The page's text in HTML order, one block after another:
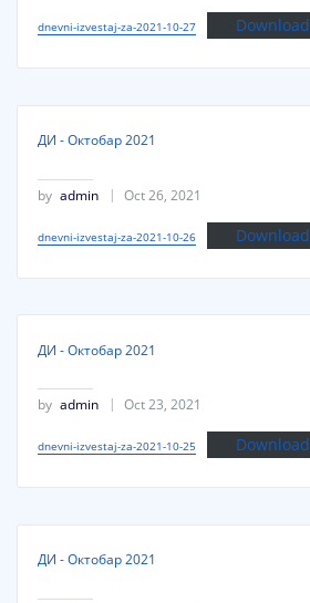
dnevni-izvestaj-za-2021-10-27 Download
ДИ - Октобар 2021
by admin Oct 26, 2021
dnevni-izvestaj-za-2021-10-26 Download
ДИ - Октобар 2021
by admin Oct 23, 2021
dnevni-izvestaj-za-2021-10-25 Download
ДИ - Октобар 2021